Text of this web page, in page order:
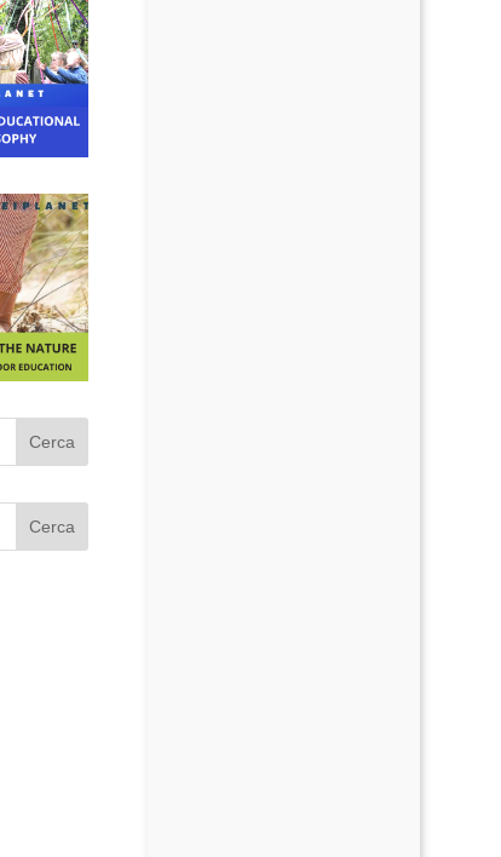
Cerca
Cerca